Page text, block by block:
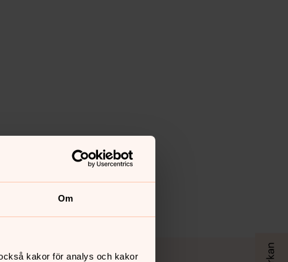
Om
kakor för analys och kakor